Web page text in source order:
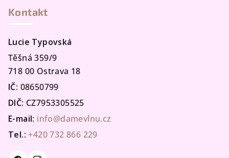
Kontakt
Lucie Typovská
Těšná 359/9
718 00 Ostrava 18
IČ: 08650799
DIČ: CZ7953305525
E-mail: info@damevlnu.cz
Tel.: +420 732 866 229